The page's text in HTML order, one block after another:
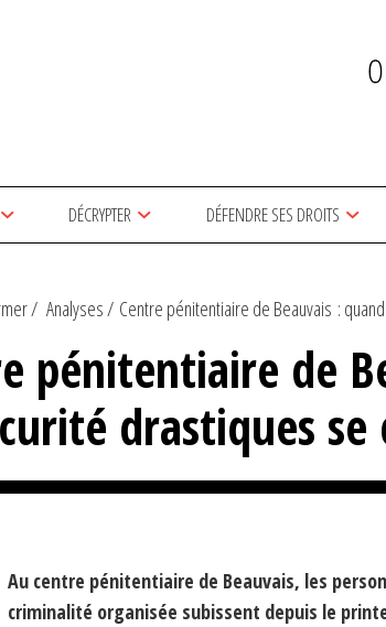
DÉCRYPTER DÉFENDRE SES DROITS
Analyses Centre pénitentiaire de Beauvais :
pénitentiaire de
drastiques
Au centre pénitentiaire de Beauvais, les
criminalité organisée subissent depuis le